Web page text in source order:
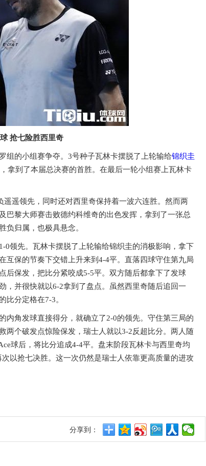
抢七险胜西里奇
组的小组赛争夺。3号种子瓦林卡摆脱了上轮输给锦织圭
拿到了本届总决赛的首胜。在最后一轮小组赛上瓦林卡
遥领先，同时还对西里奇保持着一波六连胜。然而两
巴黎大师赛击败德约科维奇的出色发挥，拿到了一张总
负归属，也极具悬念。
0领先。瓦林卡摆脱了上轮输给锦织圭的消极影响，拿下
互保的节奏下交错上升来到4-4平。直落四球守住第九局
后保发，把比分紧咬成5-5平。双方随后都拿下了发球
，并很快就以6-2拿到了盘点。虽然西里奇随后追回一
比分定格在7-3。
内角发球直接得分，就确立了2-0的领先。守住第三局的
两个破发点惊险保发，瑞士人就以3-2反超比分。两人随
球后，将比分追成4-4平。盘末阶段瓦林卡与西里奇均
以抢七决胜。这一次仍然是瑞士人依靠更高质量的进攻
分享到：